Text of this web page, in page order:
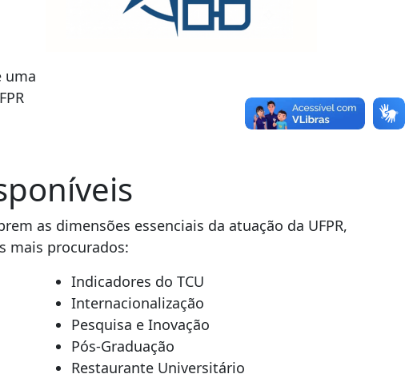
uma
as dimensões essenciais da atuação da UFPR,
mais procurados:
Indicadores do TCU
Internacionalização
Pesquisa e Inovação
Pós-Graduação
Restaurante Universitário